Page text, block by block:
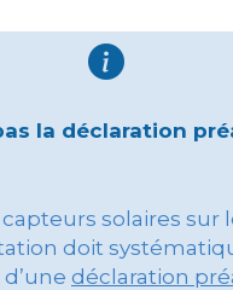
la déclaration
solaires sur
doit
déclaration